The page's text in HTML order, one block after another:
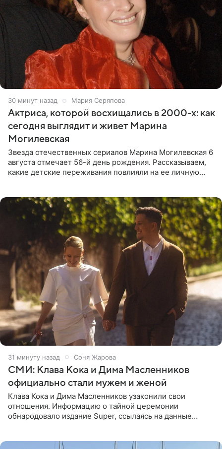
30 минут назад Мария Серяпова
Актриса, которой восхищались в 2000-х: как
сегодня выглядит и живет Марина
Могилевская
Звезда отечественных сериалов Марина Могилевская 6
августа отмечает 56-й день рождения. Рассказываем,
какие детские переживания повлияли на ее личную
31 минуту назад Соня Жарова
СМИ: Клава Кока и Дима Масленников
официально стали мужем и женой
Клава Кока и Дима Масленников узаконили свои
отношения. Информацию о тайной церемонии
обнародовало издание Super, ссылаясь на данные